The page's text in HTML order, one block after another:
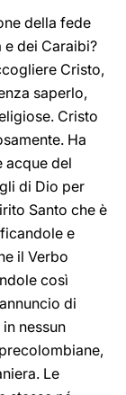
della fede
e dei Caraibi?
Cristo,
saperlo,
Cristo
Ha
acque del
di Dio per
Santo che è
e
il Verbo
così
di
nessun
Le